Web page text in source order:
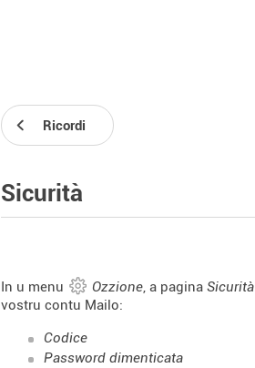
Ricordi
Sicurità
In u menu Ozzione, a pagina Sicurità
vostru contu Mailo:
Codice
Password dimenticata